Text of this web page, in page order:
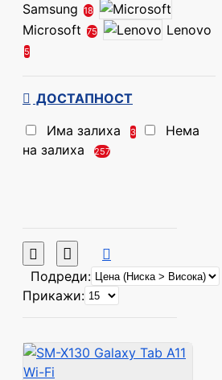
Samsung 18
Microsoft 75 Lenovo
5
ДОСТАПНОСТ
Има залиха
3
Нема
на залиха
257
Подреди:
Прикажи: